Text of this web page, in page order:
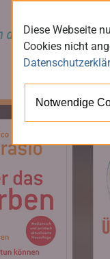
Diese Webseite
Cookies nicht
Notwendige